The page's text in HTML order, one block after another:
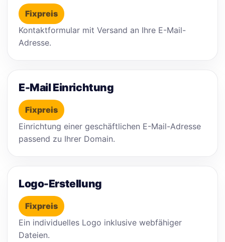
Fixpreis
Kontaktformular mit Versand an Ihre E-Mail-
Adresse.
E-Mail Einrichtung
Fixpreis
Einrichtung einer geschäftlichen E-Mail-Adresse
passend zu Ihrer Domain.
Logo-Erstellung
Fixpreis
Ein individuelles Logo inklusive webfähiger
Dateien.